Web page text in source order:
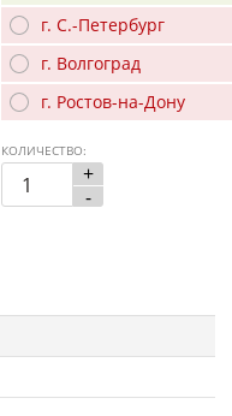
г. С.-Петербург
г. Волгоград
г. Ростов-на-Дону
+
-
КОЛИЧЕСТВО: